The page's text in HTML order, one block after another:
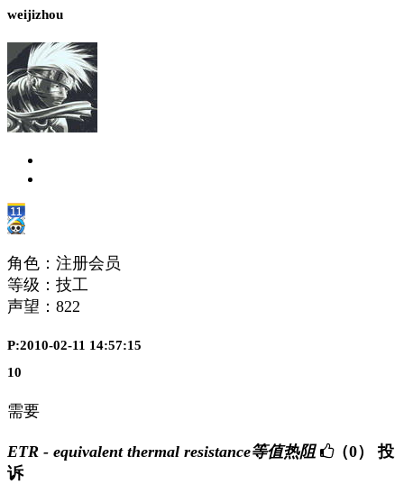
weijizhou
角色：注册会员
等级：技工
声望： 822
P:2010-02-11 14:57:15
10
需要
ETR - equivalent thermal resistance等值热阻 （0）
投
诉